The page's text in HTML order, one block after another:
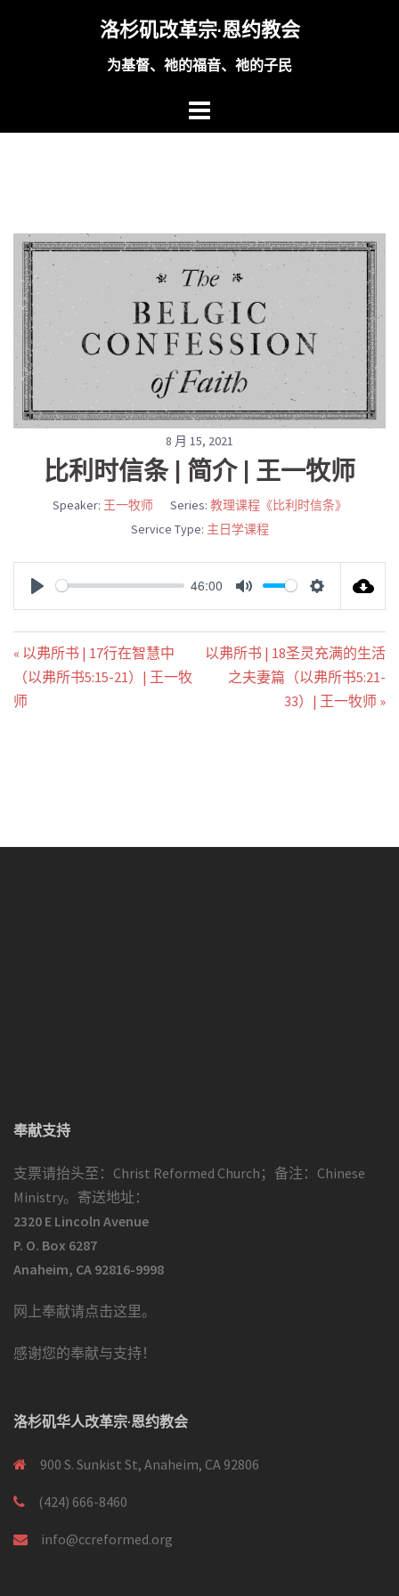
洛杉矶改革宗·恩约教会
为基督、祂的福音、祂的子民
8 月 15, 2021
比利时信条 | 简介 | 王一牧师
Speaker: 王一牧师 Series: 教理课程《比利时信条》
Service Type: 主日学课程
PLAY
46:00
MUTE SETTINGS
« 以弗所书 | 17行在智慧中
（以弗所书5:15-21）| 王一牧
师
以弗所书 | 18圣灵充满的生活
之夫妻篇（以弗所书5:21-
33）| 王一牧师 »
奉献支持
支票请抬头至：Christ Reformed Church；备注：Chinese
Ministry。寄送地址：
2320 E Lincoln Avenue
P. O. Box 6287
Anaheim, CA 92816-9998
网上奉献请点击这里。
感谢您的奉献与支持！
洛杉矶华人改革宗·恩约教会
900 S. Sunkist St, Anaheim, CA 92806
(424) 666-8460
info@ccreformed.org